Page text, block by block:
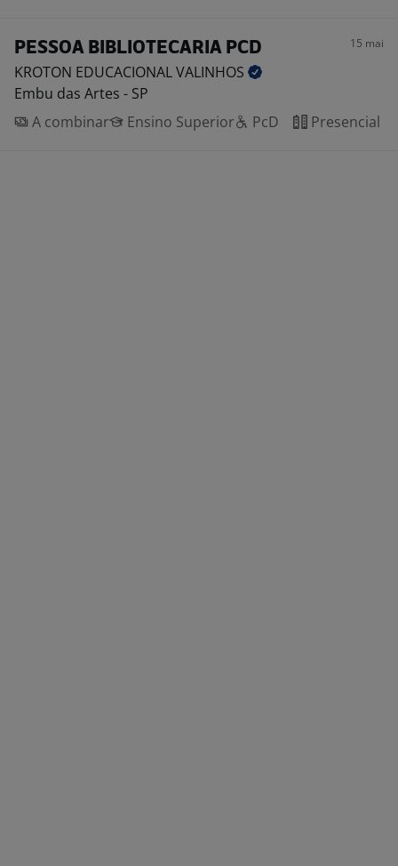
PESSOA BIBLIOTECARIA PCD 15 mai
KROTON EDUCACIONALVALINHOS
Embu das Artes - SP
A combinar
Ensino Superior PcD Presencial